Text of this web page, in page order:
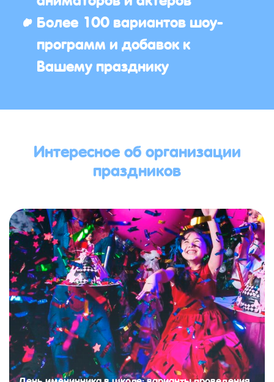
Более 100 вариантов шоу-
программ и добавок к
Вашему празднику
Интересное об организации
праздников